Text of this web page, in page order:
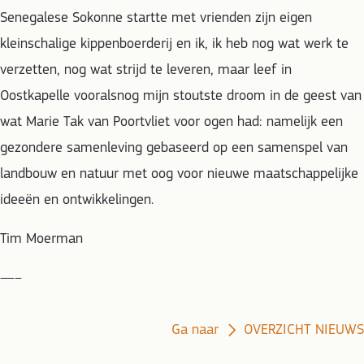
Senegalese Sokonne startte met vrienden zijn eigen
kleinschalige kippenboerderij en ik, ik heb nog wat werk te
verzetten, nog wat strijd te leveren, maar leef in
Oostkapelle vooralsnog mijn stoutste droom in de geest van
wat Marie Tak van Poortvliet voor ogen had: namelijk een
gezondere samenleving gebaseerd op een samenspel van
landbouw en natuur met oog voor nieuwe maatschappelijke
ideeën en ontwikkelingen.
Tim Moerman
—–
Ga naar OVERZICHT NIEUWS